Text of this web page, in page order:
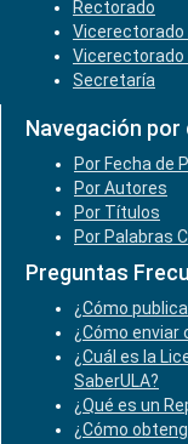
Rectorado
Vicerectorado
Secretaría
Navegación
Por Fecha de
Por Autores
Por Títulos
Por Palabras
Preguntas
¿Cómo
¿Cómo
¿Cuál es la
SaberULA?
¿Qué es un
¿Cómo